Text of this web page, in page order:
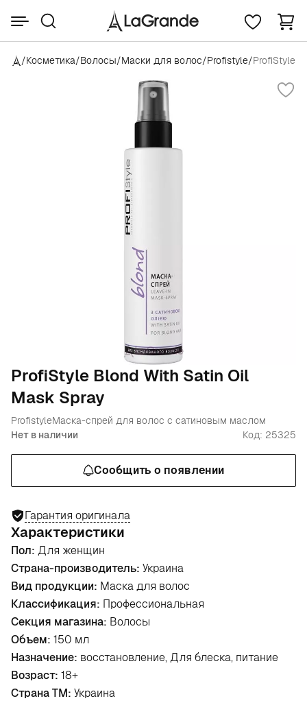
/Косметика/Волосы/Маски для волос/Profistyle/ProfiStyle
ProfiStyle Blond With Satin Oil
Mask Spray
ProfistyleМаска-спрей для волос с сатиновым маслом
Нет в наличии
Код: 25325
Сообщить о появлении
Гарантия оригинала
Характеристики
Пол: Для женщин
Страна-производитель: Украина
Вид продукции: Маска для волос
Классификация: Профессиональная
Секция магазина: Волосы
Объем: 150 мл
Назначение: восстановление, Для блеска, питание
Возраст: 18+
Страна ТМ: Украина